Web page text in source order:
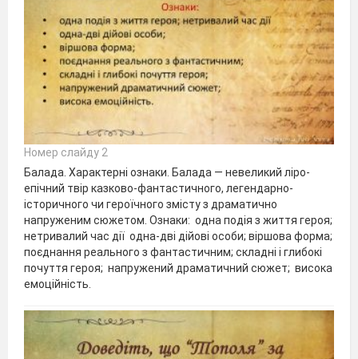
Номер слайду 2
Балада. Характерні ознаки. Балада — невеликий ліро-
епічний твір казково-фантастичного, легендарно-
історичного чи героїчного змісту з драматично
напруженим сюжетом. Ознаки: одна подія з життя героя;
нетривалий час дії одна-дві дійові особи; віршова форма;
поєднання реального з фантастичним; складні і глибокі
почуття героя; напружений драматичний сюжет; висока
емоційність.